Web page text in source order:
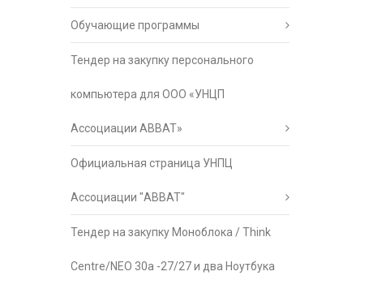
Обучающие программы
Тендер на закупку персонального
компьютера для ООО «УНЦП
Ассоциации АВВАТ»
Официальная страница УНПЦ
Ассоциации "АВВАТ"
Тендер на закупку Моноблока / Think
Centre/NEO 30a -27/27 и два Ноутбука